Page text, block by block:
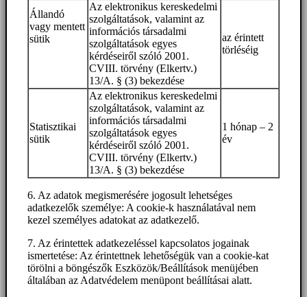
Állandó
vagy mentett
sütik
Az elektronikus kereskedelmi
szolgáltatások, valamint az
információs társadalmi
szolgáltatások egyes
kérdéseiről szóló 2001.
CVIII. törvény (Elkertv.)
13/A. § (3) bekezdése
az érintett
törléséig
Statisztikai
sütik
Az elektronikus kereskedelmi
szolgáltatások, valamint az
információs társadalmi
szolgáltatások egyes
kérdéseiről szóló 2001.
CVIII. törvény (Elkertv.)
13/A. § (3) bekezdése
1 hónap – 2
év
6. Az adatok megismerésére jogosult lehetséges
adatkezelők személye: A cookie-k használatával nem
kezel személyes adatokat az adatkezelő.
7. Az érintettek adatkezeléssel kapcsolatos jogainak
ismertetése: Az érintettnek lehetőségük van a cookie-kat
törölni a böngészők Eszközök/Beállítások menüjében
általában az Adatvédelem menüpont beállításai alatt.